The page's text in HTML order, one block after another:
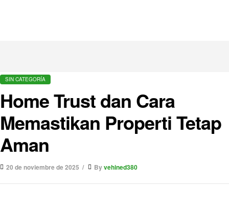
SIN CATEGORÍA
Home Trust dan Cara
Memastikan Properti Tetap
Aman
20 de noviembre de 2025 Byvehined380